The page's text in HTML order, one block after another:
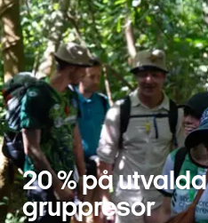
20 % på utvalda
gruppresor